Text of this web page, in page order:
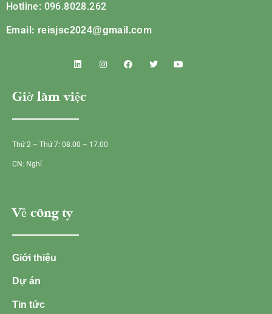
Hotline: 096.8028.262
Email: reisjsc2024@gmail.com
Giờ làm việc
Thứ 2 – Thứ 7: 08.00 – 17.00
CN: Nghỉ
Về công ty
Giới thiệu
Dự án
Tin tức